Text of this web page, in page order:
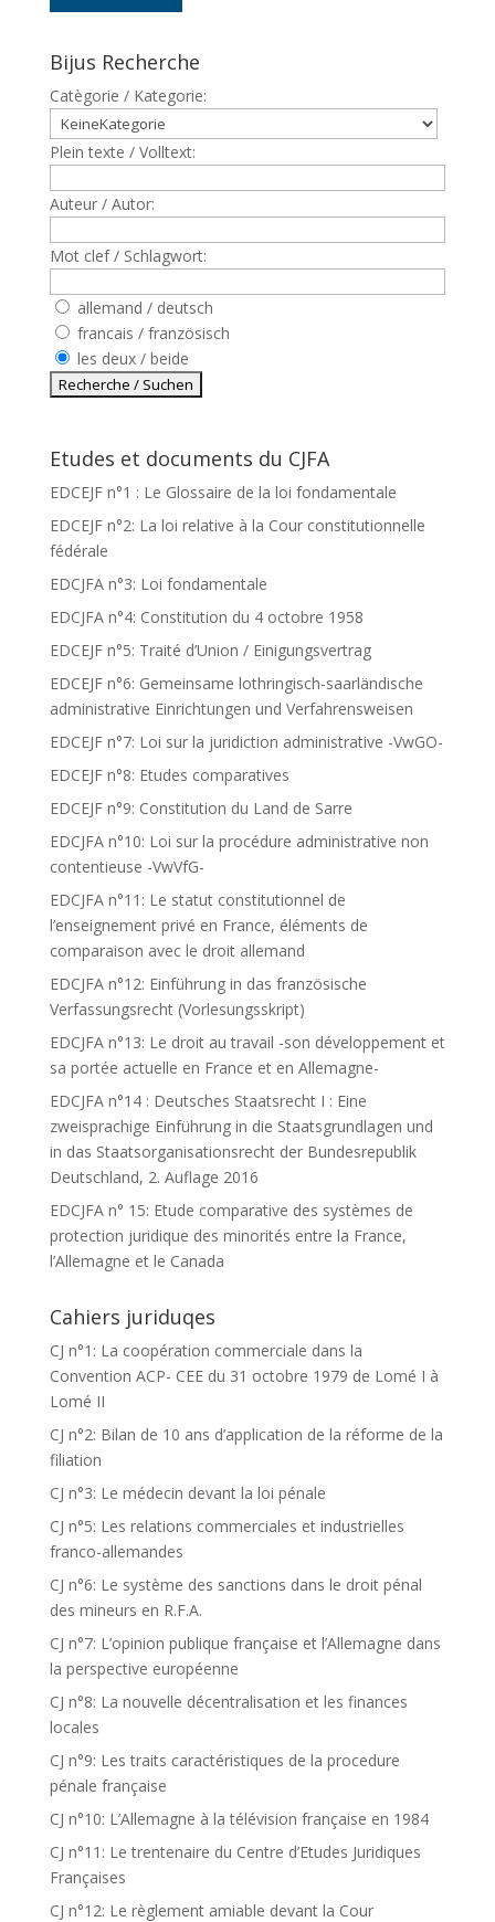
Bijus Recherche
Catègorie / Kategorie:
Plein texte / Volltext:
Auteur / Autor:
Mot clef / Schlagwort:
allemand / deutsch
francais / französisch
les deux / beide
Etudes et documents du CJFA
EDCEJF n°1 : Le Glossaire de la loi fondamentale
EDCEJF n°2: La loi relative à la Cour constitutionnelle
fédérale
EDCJFA n°3: Loi fondamentale
EDCJFA n°4: Constitution du 4 octobre 1958
EDCEJF n°5: Traité d’Union / Einigungsvertrag
EDCEJF n°6: Gemeinsame lothringisch-saarländische
administrative Einrichtungen und Verfahrensweisen
EDCEJF n°7: Loi sur la juridiction administrative -VwGO-
EDCEJF n°8: Etudes comparatives
EDCEJF n°9: Constitution du Land de Sarre
EDCJFA n°10: Loi sur la procédure administrative non
contentieuse -VwVfG-
EDCJFA n°11: Le statut constitutionnel de
l’enseignement privé en France, éléments de
comparaison avec le droit allemand
EDCJFA n°12: Einführung in das französische
Verfassungsrecht (Vorlesungsskript)
EDCJFA n°13: Le droit au travail -son développement et
sa portée actuelle en France et en Allemagne-
EDCJFA n°14 : Deutsches Staatsrecht I : Eine
zweisprachige Einführung in die Staatsgrundlagen und
in das Staatsorganisationsrecht der Bundesrepublik
Deutschland, 2. Auflage 2016
EDCJFA n° 15: Etude comparative des systèmes de
protection juridique des minorités entre la France,
l’Allemagne et le Canada
Cahiers juriduqes
CJ n°1: La coopération commerciale dans la
Convention ACP- CEE du 31 octobre 1979 de Lomé I à
Lomé II
CJ n°2: Bilan de 10 ans d’application de la réforme de la
filiation
CJ n°3: Le médecin devant la loi pénale
CJ n°5: Les relations commerciales et industrielles
franco-allemandes
CJ n°6: Le système des sanctions dans le droit pénal
des mineurs en R.F.A.
CJ n°7: L’opinion publique française et l’Allemagne dans
la perspective européenne
CJ n°8: La nouvelle décentralisation et les finances
locales
CJ n°9: Les traits caractéristiques de la procedure
pénale française
CJ n°10: L’Allemagne à la télévision française en 1984
CJ n°11: Le trentenaire du Centre d’Etudes Juridiques
Françaises
CJ n°12: Le règlement amiable devant la Cour